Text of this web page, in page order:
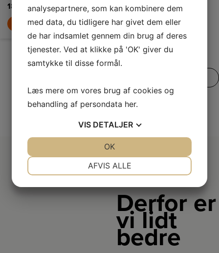
189,-
LÆG I KURV
Derfor er
vi lidt
bedre
analysepartnere, som kan kombinere dem
med data, du tidligere har givet dem eller
de har indsamlet gennem din brug af deres
tjenester. Ved at klikke på 'OK' giver du
samtykke til disse formål.
Læs mere om vores brug af cookies og
behandling af persondata her.
VIS DETALJER
STATISTIK
AFVIS ALLE
OK